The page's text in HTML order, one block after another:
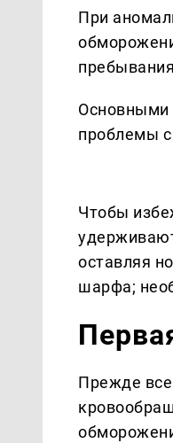
При
Основными
проблемы с
Чтобы
оставляя
шарфа;
Прежде